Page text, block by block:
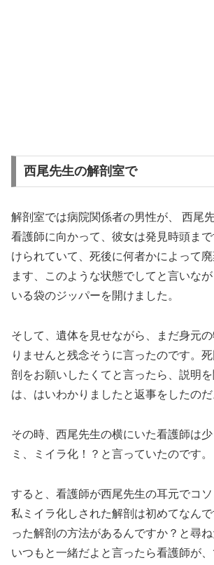
西尾先生の解剖室で
解剖室では病院関係者の男性が、 西尾
看護師に向かって、彼女は発見時頭ま
けられていて、死後に何者かによって
ます、このような状態でしてと言いな
いる袋のジッパーを開けました。
そして、遺体を見せながら、まだ身元
りませんと残念そうに言ったのです。
剖をお願いしたくてと言ったら、説明
は、はいわかりましたと返事をしたのだ
その時、西尾先生の横にいた看護師は少
ミ、ミイラ化！？と言っていたのです。
すると、看護師が西尾先生の耳元でコ
私ミイラ化しされた解剖は初めてなん
った解剖の方法があるんですか？と尋ね
いつもと一緒だよと言ったら看護師が